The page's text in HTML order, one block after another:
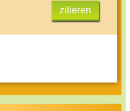
zitieren